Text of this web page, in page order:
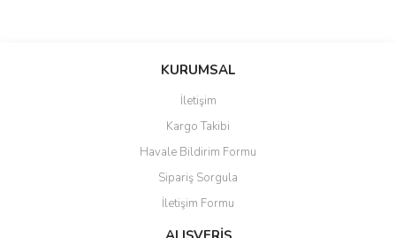
Bu ürüne ilk yorumu siz yapın!
Ürün resmi kalitesiz, bozuk veya görüntülenemiyor.
Ürün açıklamasında eksik bilgiler bulunuyor.
Ürün bilgilerinde hatalar bulunuyor.
Ürün fiyatı diğer sitelerden daha pahalı.
Bu ürüne benzer farklı alternatifler olmalı.
KURUMSAL
İletişim
Kargo Takibi
Havale Bildirim Formu
Sipariş Sorgula
İletişim Formu